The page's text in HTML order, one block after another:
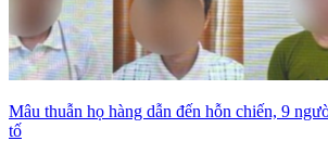
Mâu thuẫn họ hàng dẫn đến hỗn chiến, 9
tố